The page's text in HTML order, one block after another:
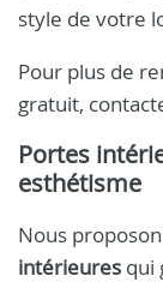
style de votre
Pour plus de
gratuit,
Portes
esthétisme
Nous
intérieures qui